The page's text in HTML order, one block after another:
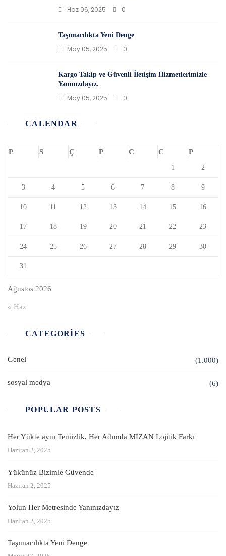
Haz 06, 2025 0
Taşımacılıkta Yeni Denge
May 05, 2025 0
Kargo Takip ve Güvenli İletişim Hizmetlerimizle
Yanınızdayız.
May 05, 2025 0
CALENDAR
Ağustos 2026
P S Ç P C C P
1 2
3 4 5 6 7 8 9
10 11 12 13 14 15 16
17 18 19 20 21 22 23
24 25 26 27 28 29 30
31
« Haz
CATEGORIES
Genel (1.000)
sosyal medya (6)
POPULAR POSTS
Her Yükte aynı Temizlik, Her Adımda MİZAN Lojitik Farkı
Haziran 2, 2025
Yükünüz Bizimle Güvende
Haziran 2, 2025
Yolun Her Metresinde Yanınızdayız
Haziran 2, 2025
Taşımacılıkta Yeni Denge